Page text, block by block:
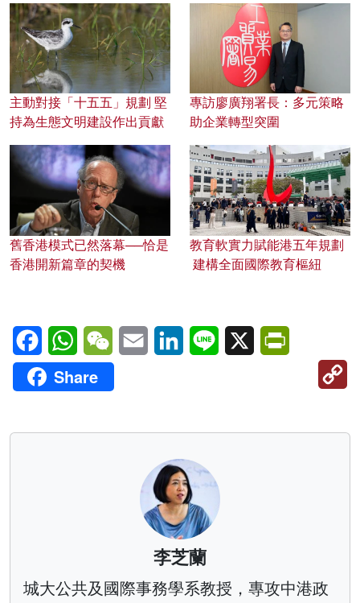
主動對接「十五五」規劃 堅
持為生態文明建設作出貢獻
專訪廖廣翔署長：多元策略
助企業轉型突圍
舊香港模式已然落幕──恰是
香港開新篇章的契機
教育軟實力賦能港五年規劃
建構全面國際教育樞紐
FacebookWhatsAppWeChatEmail LinkedInLine X
Share
李芝蘭
城大公共及國際事務學系教授，專攻中港政